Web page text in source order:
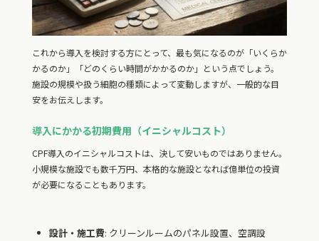
これから導入を検討する方にとって、最も気になるのが「いくらか
かるのか」「どのくらい時間がかかるのか」という点でしょう。
施設の規模や扱う細胞の種類によって変動しますが、一般的な目
安をお伝えします。
導入にかかる初期費用（イニシャルコスト）
CPF導入のイニシャルコストは、決して安いものではありません。
小規模な施設でも数千万円、本格的な施設となれば億単位の投資
が必要になることもあります。
設計・施工費: クリーンルームのパネル設置、空調設